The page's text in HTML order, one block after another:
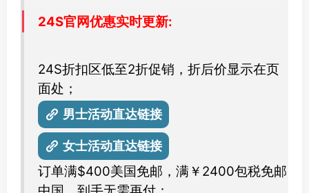
24S官网优惠实时更新:
24S折扣区低至2折促销，折后价显示在页
面处；
男士活动直达链接
女士活动直达链接
订单满$400美国免邮，满￥2400包税免邮